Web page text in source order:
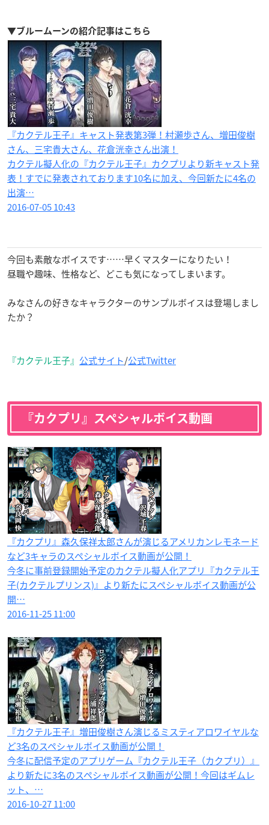
▼ブルームーンの紹介記事はこちら
『カクテル王子』キャスト発表第3弾！村瀬歩さん、増田俊樹
さん、三宅貴大さん、花倉洸幸さん出演！
カクテル擬人化の『カクテル王子』カクプリより新キャスト発
表！すでに発表されております10名に加え、今回新たに4名の
出演…
2016-07-05 10:43
今回も素敵なボイスです……早くマスターになりたい！
昼職や趣味、性格など、どこも気になってしまいます。
みなさんの好きなキャラクターのサンプルボイスは登場しまし
たか？
『カクテル王子』 公式サイト/公式Twitter
『カクプリ』スペシャルボイス動画
『カクプリ』森久保祥太郎さんが演じるアメリカンレモネード
など3キャラのスペシャルボイス動画が公開！
今冬に事前登録開始予定のカクテル擬人化アプリ『カクテル王
子(カクテルプリンス)』より新たにスペシャルボイス動画が公
開…
2016-11-25 11:00
『カクテル王子』増田俊樹さん演じるミスティアロワイヤルな
ど3名のスペシャルボイス動画が公開！
今冬に配信予定のアプリゲーム『カクテル王子（カクプリ）』
より新たに3名のスペシャルボイス動画が公開！今回はギムレ
ット、…
2016-10-27 11:00